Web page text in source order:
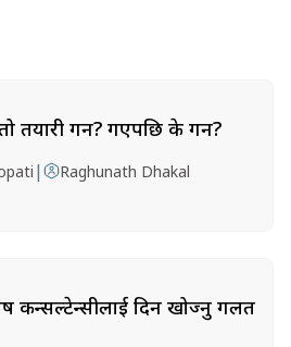
तयारी गर्ने? गएपछि के गर्ने?
| Raghunath Dhakal
कन्सल्टेन्सीलाई दिन खोज्नु गलत